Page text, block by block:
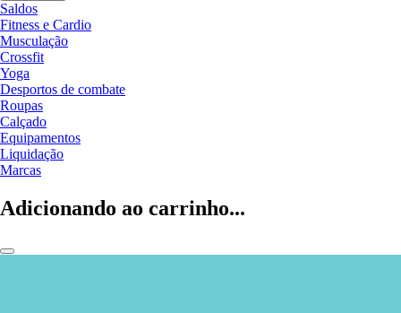
Saldos
Fitness e Cardio
Musculação
Crossfit
Yoga
Desportos de combate
Roupas
Calçado
Equipamentos
Liquidação
Marcas
Adicionando ao carrinho...